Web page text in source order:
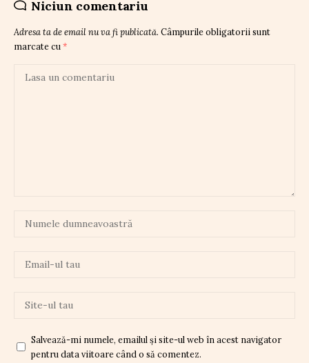
Niciun comentariu
Adresa ta de email nu va fi publicată. Câmpurile obligatorii sunt
marcate cu *
Salvează-mi numele, emailul și site-ul web în acest navigator
pentru data viitoare când o să comentez.